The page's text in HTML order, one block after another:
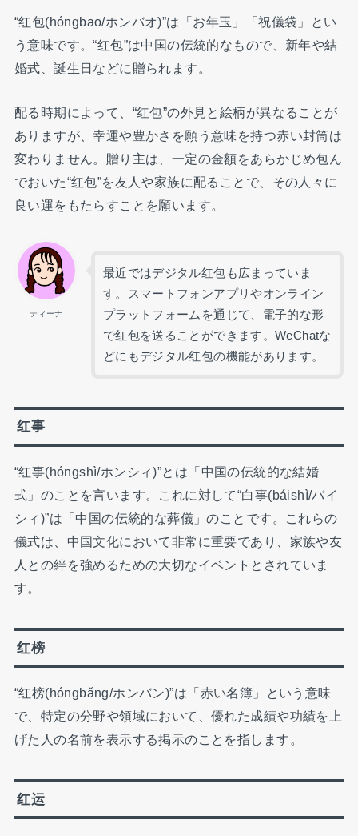
“红包(hóngbāo/ホンバオ)”は「お年玉」「祝儀袋」とい
う意味です。“红包”は中国の伝統的なもので、新年や結
婚式、誕生日などに贈られます。
配る時期によって、“红包”の外見と絵柄が異なることが
ありますが、幸運や豊かさを願う意味を持つ赤い封筒は
変わりません。贈り主は、一定の金額をあらかじめ包ん
でおいた“红包”を友人や家族に配ることで、その人々に
良い運をもたらすことを願います。
ティーナ
最近ではデジタル红包も広まっていま
す。スマートフォンアプリやオンライン
プラットフォームを通じて、電子的な形
で红包を送ることができます。WeChatな
どにもデジタル红包の機能があります。
红事
“红事(hóngshì/ホンシィ)”とは「中国の伝統的な結婚
式」のことを言います。これに対して“白事(báishì/バイ
シィ)”は「中国の伝統的な葬儀」のことです。これらの
儀式は、中国文化において非常に重要であり、家族や友
人との絆を強めるための大切なイベントとされていま
す。
红榜
“红榜(hóngbǎng/ホンバン)”は「赤い名簿」という意味
で、特定の分野や領域において、優れた成績や功績を上
げた人の名前を表示する掲示のことを指します。
红运